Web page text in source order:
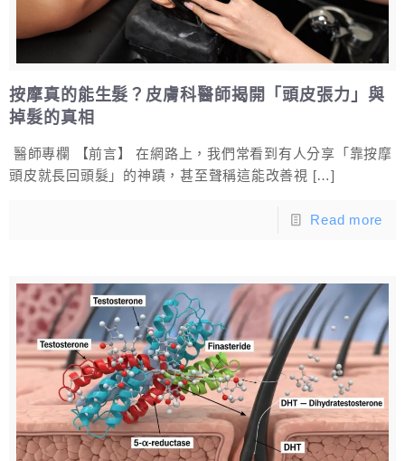
按摩真的能生髮？皮膚科醫師揭開「頭皮張力」與
掉髮的真相
醫師專欄 【前言】 在網路上，我們常看到有人分享「靠按摩
頭皮就長回頭髮」的神蹟，甚至聲稱這能改善視 […]
Read more